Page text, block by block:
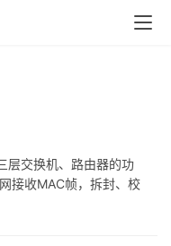
层交换机、路由器的功
接收MAC帧，拆封、校
据链路层以上层次协议